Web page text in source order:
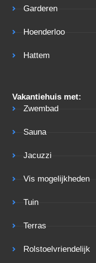
Garderen
Hoenderloo
Hattem
Vakantiehuis met:
Zwembad
Sauna
Jacuzzi
Vis mogelijkheden
Tuin
Terras
Rolstoelvriendelijk